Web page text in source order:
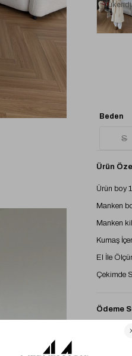
Tükendi
Beden
S
Ürün
Ürün boy
Manken
Manken
Kumaş
El İle
Çekimde
Ödeme